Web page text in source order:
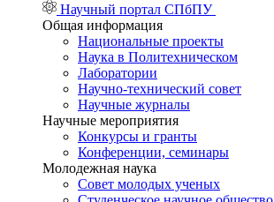
Научный портал СПбПУ
Общая информация
Национальные проекты
Наука в Политехническом
Лаборатории
Научно-технический совет
Научные журналы
Научные мероприятия
Конкурсы и гранты
Конференции, семинары
Молодежная наука
Совет молодых ученых